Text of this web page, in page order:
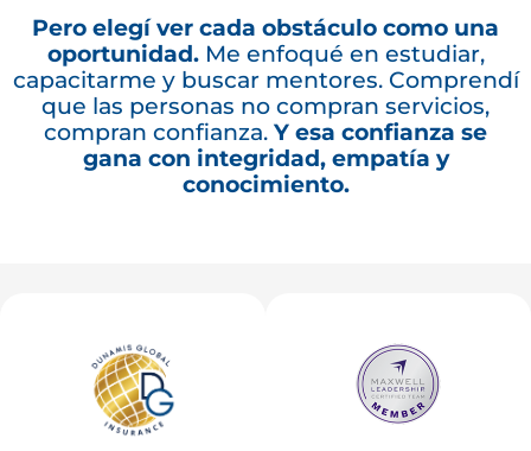
Pero elegí ver cada obstáculo como una
oportunidad.Me enfoqué en estudiar,
capacitarme y buscar mentores. Comprendí
que las personas no compran servicios,
compran confianza. Y esa confianza se
gana con integridad, empatía y
conocimiento.